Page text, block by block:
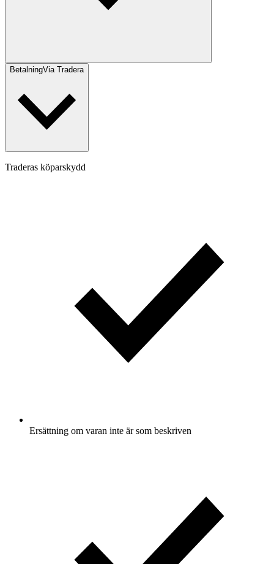
BetalningVia Tradera
Traderas köparskydd
Ersättning om varan inte är som beskriven